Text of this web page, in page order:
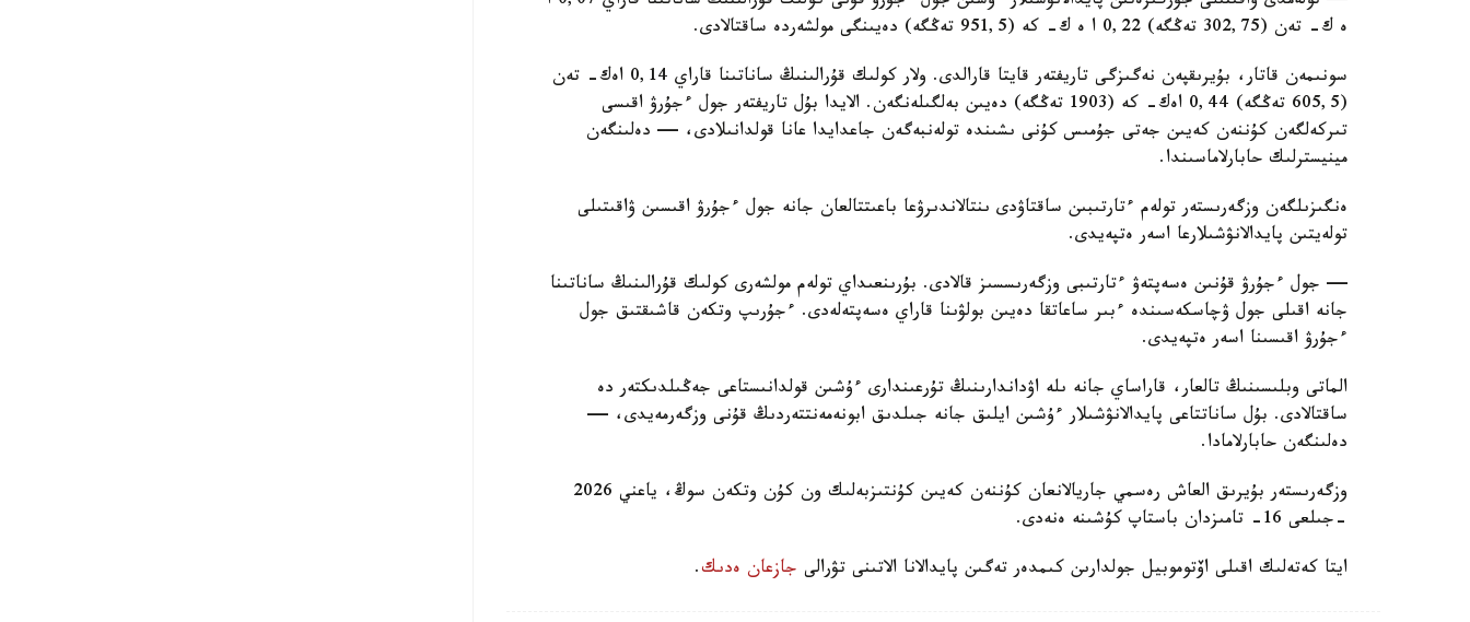
ە ك- تەن (302,75 تەڭگە) 0,22 ا ە ك- كە (951,5 تەڭگە) دەيىنگى مولشەردە ساقتالادى.
سونىمەن قاتار، بۇيرىقپەن نەگىزگى تاريفتەر قايتا قارالدى. ولار كولىك قۇرالىنىڭ ساناتىنا قاراي 0,14 اەك- تەن
(605,5 تەڭگە) 0,44 اەك- كە (1903 تەڭگە) دەيىن بەلگىلەنگەن. الايدا بۇل تاريفتەر جول ءجۇرۋ اقىسى
تىركەلگەن كۇننەن كەيىن جەتى جۇمىس كۇنى ىشىندە تولەنبەگەن جاعدايدا عانا قولدانىلادى، — دەلىنگەن
مينيسترلىك حابارلاماسىندا.
ەنگىزىلگەن وزگەرىستەر تولەم ءتارتىبىن ساقتاۋدى ىنتالاندىرۋعا باعىتتالعان جانە جول ءجۇرۋ اقىسىن ۋاقىتىلى
تولەيتىن پايدالانۋشىلارعا اسەر ەتپەيدى.
— جول ءجۇرۋ قۇنىن ەسەپتەۋ ءتارتىبى وزگەرىسسىز قالادى. بۇرىنعىداي تولەم مولشەرى كولىك قۇرالىنىڭ ساناتىنا
جانە اقىلى جول ۋچاسكەسىندە ءبىر ساعاتقا دەيىن بولۋىنا قاراي ەسەپتەلەدى. ءجۇرىپ وتكەن قاشىقتىق جول
ءجۇرۋ اقىسىنا اسەر ەتپەيدى.
الماتى وبلىسىنىڭ تالعار، قاراساي جانە ىلە اۋداندارىنىڭ تۇرعىندارى ءۇشىن قولدانىستاعى جەڭىلدىكتەر دە
ساقتالادى. بۇل ساناتتاعى پايدالانۋشىلار ءۇشىن ايلىق جانە جىلدىق ابونەمەنتتەردىڭ قۇنى وزگەرمەيدى، —
دەلىنگەن حابارلامادا.
وزگەرىستەر بۇيرىق العاش رەسمي جاريالانعان كۇننەن كەيىن كۇنتىزبەلىك ون كۇن وتكەن سوڭ، ياعني 2026
-جىلعى 16- تامىزدان باستاپ كۇشىنە ەنەدى.
ايتا كەتەلىك اقىلى اۆتوموبيل جولدارىن كىمدەر تەگىن پايدالانا الاتىنى تۋرالى جازعان ەدىك.